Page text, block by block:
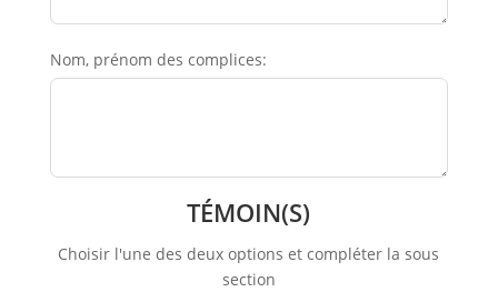
Nom, prénom des complices:
TÉMOIN(S)
Choisir l'une des deux options et compléter la sous
section